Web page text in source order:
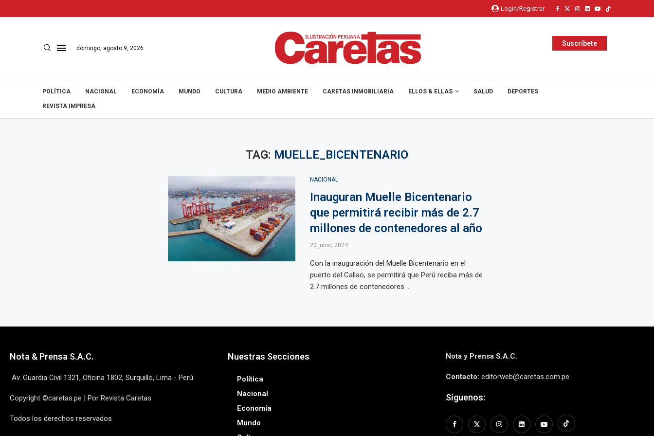
Login/Registrar
domingo, agosto 9, 2026
Suscríbete
POLÍTICA NACIONAL ECONOMÍA MUNDO CULTURA MEDIO AMBIENTE CARETAS INMOBILIARIA ELLOS & ELLAS SALUD DEPORTES
REVISTA IMPRESA
TAG: MUELLE_BICENTENARIO
NACIONAL
Inauguran Muelle Bicentenario
que permitirá recibir más de 2.7
millones de contenedores al año
20 junio, 2024
Con la inauguración del Muelle Bicentenario en el
puerto del Callao, se permitirá que Perú reciba más de
2.7 millones de contenedores ...
Nota & Prensa S.A.C.
Av. Guardia Civil 1321, Oficina 1802, Surquillo, Lima - Perú
Copyright ©caretas.pe | Por Revista Caretas
Todos los derechos reservados
Nuestras Secciones
Política
Nacional
Economía
Mundo
Nota y Prensa S.A.C.
Contacto: editorweb@caretas.com.pe
Síguenos: